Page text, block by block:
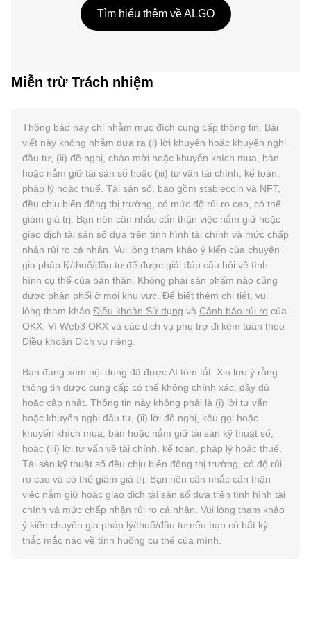
Tìm hiểu thêm về ALGO
Miễn trừ Trách nhiệm
Thông báo này chỉ nhằm mục đích cung cấp thông tin. Bài
viết này không nhằm đưa ra (i) lời khuyên hoặc khuyến nghị
đầu tư, (ii) đề nghị, chào mời hoặc khuyến khích mua, bán
hoặc nắm giữ tài sản số hoặc (iii) tư vấn tài chính, kế toán,
pháp lý hoặc thuế. Tài sản số, bao gồm stablecoin và NFT,
đều chịu biến động thị trường, có mức độ rủi ro cao, có thể
giảm giá trị. Bạn nên cân nhắc cẩn thận việc nắm giữ hoặc
giao dịch tài sản số dựa trên tình hình tài chính và mức chấp
nhận rủi ro cá nhân. Vui lòng tham khảo ý kiến của chuyên
gia pháp lý/thuế/đầu tư để được giải đáp câu hỏi về tình
hình cụ thể của bản thân. Không phải sản phẩm nào cũng
được phân phối ở mọi khu vực. Để biết thêm chi tiết, vui
lòng tham khảo Điều khoản Sử dụng và Cảnh báo rủi ro của
OKX. Ví Web3 OKX và các dịch vụ phụ trợ đi kèm tuân theo
Điều khoản Dịch vụ riêng.
Bạn đang xem nội dung đã được AI tóm tắt. Xin lưu ý rằng
thông tin được cung cấp có thể không chính xác, đầy đủ
hoặc cập nhật. Thông tin này không phải là (i) lời tư vấn
hoặc khuyến nghị đầu tư, (ii) lời đề nghị, kêu gọi hoặc
khuyến khích mua, bán hoặc nắm giữ tài sản kỹ thuật số,
hoặc (iii) lời tư vấn về tài chính, kế toán, pháp lý hoặc thuế.
Tài sản kỹ thuật số đều chịu biến động thị trường, có độ rủi
ro cao và có thể giảm giá trị. Bạn nên cân nhắc cẩn thận
việc nắm giữ hoặc giao dịch tài sản số dựa trên tình hình tài
chính và mức chấp nhận rủi ro cá nhân. Vui lòng tham khảo
ý kiến chuyên gia pháp lý/thuế/đầu tư nếu bạn có bất kỳ
thắc mắc nào về tình huống cụ thể của mình.